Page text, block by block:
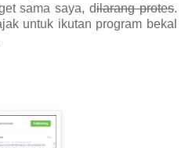
sama saya, dilarang protes.
untuk ikutan program bekal